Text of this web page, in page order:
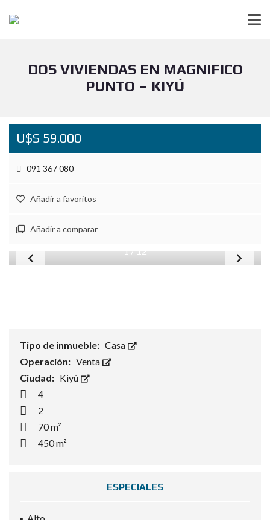
DOS VIVIENDAS EN MAGNIFICO
PUNTO – KIYÚ
U$S 59.000
091 367 080
Añadir a favoritos
Añadir a comparar
1/12
Tipo de inmueble: Casa
Operación: Venta
Ciudad: Kiyú
4
2
70 m²
450 m²
ESPECIALES